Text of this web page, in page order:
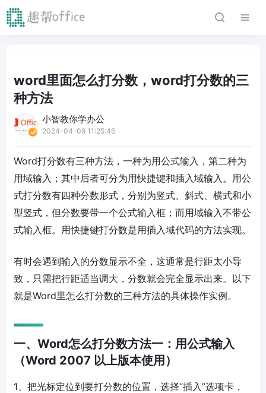
word里面怎么打分数，word打分数的三
种方法
小智教你学办公
2024-04-09 11:25:46
Word打分数有三种方法，一种为用公式输入，第二种为
用域输入；其中后者可分为用快捷键和插入域输入。用公
式打分数有四种分数形式，分别为竖式、斜式、横式和小
型竖式，但分数要带一个公式输入框；而用域输入不带公
式输入框。用快捷键打分数是用插入域代码的方法实现。
有时会遇到输入的分数显示不全，这通常是行距太小导
致，只需把行距适当调大，分数就会完全显示出来。以下
就是Word里怎么打分数的三种方法的具体操作实例。
一、Word怎么打分数方法一：用公式输入
（Word 2007 以上版本使用）
1、把光标定位到要打分数的位置，选择“插入”选项卡，